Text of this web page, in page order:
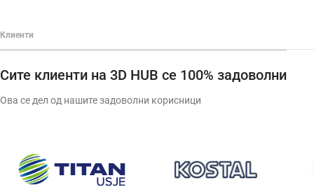
Клиенти
Сите клиенти на 3D HUB се 100% задоволни
Ова се дел од нашите задоволни корисници